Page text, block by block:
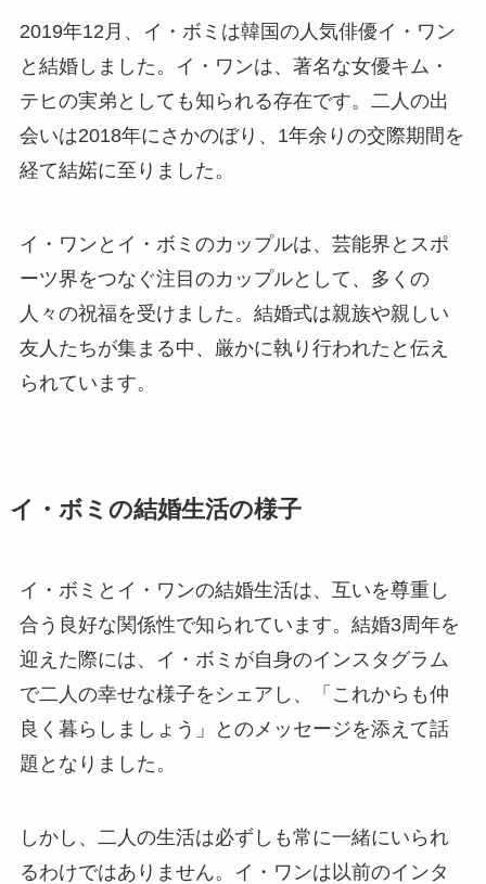
2019年12月、イ・ボミは韓国の人気俳優イ・ワン
と結婚しました。イ・ワンは、著名な女優キム・
テヒの実弟としても知られる存在です。二人の出
会いは2018年にさかのぼり、1年余りの交際期間を
経て結婼に至りました。
イ・ワンとイ・ボミのカップルは、芸能界とスポ
ーツ界をつなぐ注目のカップルとして、多くの
人々の祝福を受けました。結婚式は親族や親しい
友人たちが集まる中、厳かに執り行われたと伝え
られています。
イ・ボミの結婚生活の様子
イ・ボミとイ・ワンの結婚生活は、互いを尊重し
合う良好な関係性で知られています。結婚3周年を
迎えた際には、イ・ボミが自身のインスタグラム
で二人の幸せな様子をシェアし、「これからも仲
良く暮らしましょう」とのメッセージを添えて話
題となりました。
しかし、二人の生活は必ずしも常に一緒にいられ
るわけではありません。イ・ワンは以前のインタ